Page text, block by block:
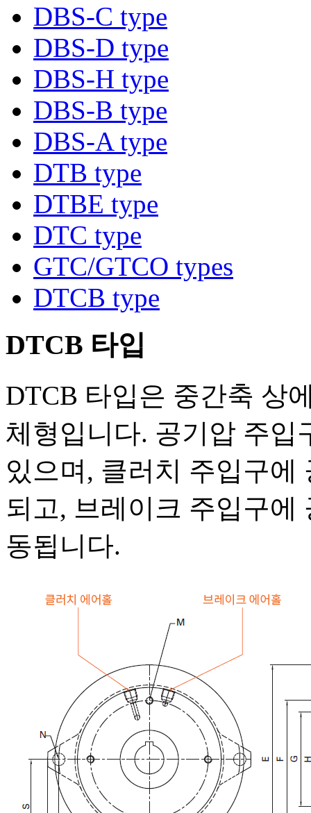
DBS-C type
DBS-D type
DBS-H type
DBS-B type
DBS-A type
DTB type
DTBE type
DTC type
GTC/GTCO types
DTCB type
DTCB 타입
DTCB 타입은 중간축 상
체형입니다. 공기압 주입
있으며, 클러치 주입구에
되고, 브레이크 주입구에
동됩니다.